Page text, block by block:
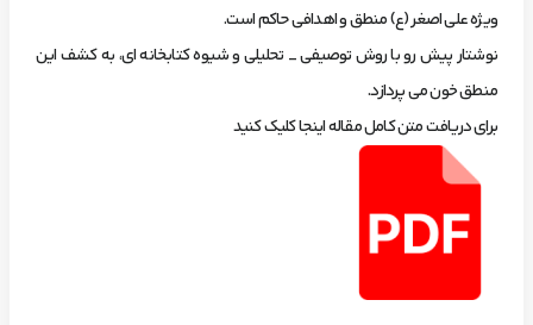
ویژه علی اصغر (ع) منطق و اهدافی حاکم است.
نوشتار پیش رو با روش توصیفی _ تحلیلی و شیوه کتابخانه ای، به کشف این
منطق خون می پردازد.
برای دریافت متن کامل مقاله اینجا کلیک کنید